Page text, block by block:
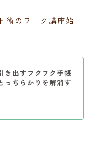
術のワーク講座始
き出すフクフク手帳
っちらかりを解消す